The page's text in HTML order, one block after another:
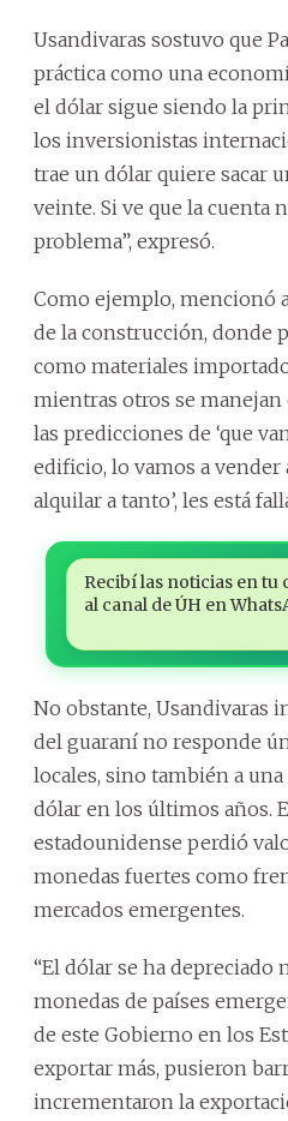
Usandivaras sostuvo que
práctica como una
el dólar sigue siendo la
los inversionistas
trae un dólar quiere sacar
veinte. Si ve que la cuenta
problema”, expresó.
Como ejemplo, mencionó
de la construcción, donde
como materiales
mientras otros se manejan
las predicciones de ‘que
edificio, lo vamos a vender
alquilar a tanto’, les está
Recibí las noticias en tu
al canal de ÚH en
No obstante, Usandivaras
del guaraní no responde
locales, sino también a
dólar en los últimos años.
estadounidense perdió
monedas fuertes como
mercados emergentes.
“El dólar se ha depreciado
monedas de países
de este Gobierno en los
exportar más, pusieron
incrementaron la